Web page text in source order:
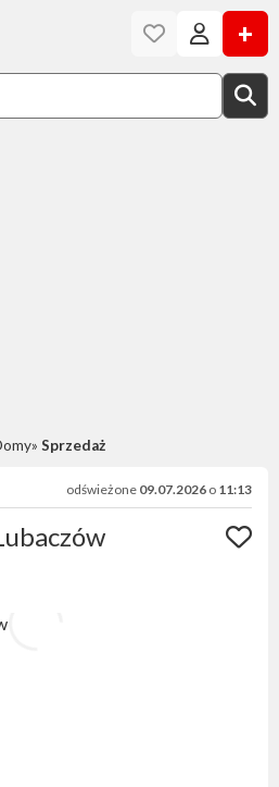
+
Sprzedaż
odświeżone 09.07.2026 o 11:13